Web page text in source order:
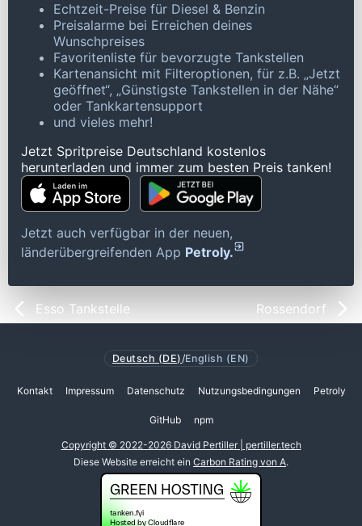
Echtzeit-Preise für Diesel & Benzin
Preisalarme bei Erreichen deines
Wunschpreises
Favoritenliste für bevorzugte Tankstellen
Kartenansicht mit Filteroptionen, für z.B. „Jetzt
geöffnet“, „Günstigste Tankstellen in der Nähe“
oder Tankkartensupport
und vieles mehr!
Jetzt Spritpreise Deutschland kostenlos
herunterladen und immer zum besten Preis tanken!
Jetzt auch verfügbar in der neuen,
länderübergreifenden App Petroly.
Esso Tankstelle Rossendorf
Deutsch (DE) /English (EN)
Kontakt Impressum Datenschutz Nutzungsbedingungen Petroly
GitHub npm
Copyright © 2022-2026 David Pertiller | pertiller.tech
Diese Website erreicht ein Carbon Rating von A.